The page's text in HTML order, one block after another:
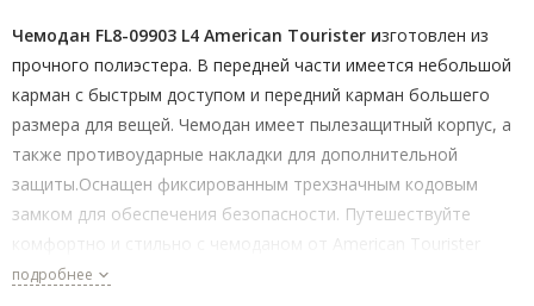
Чемодан FL8-09903 L4 American Tourister изготовлен из
прочного полиэстера. В передней части имеется небольшой
карман с быстрым доступом и передний карман большего
размера для вещей. Чемодан имеет пылезащитный корпус, а
также противоударные накладки для дополнительной
защиты.Оснащен фиксированным трехзначным кодовым
замком для обеспечения безопасности. Путешествуйте
комфортно и стильно с чемоданом от American Tourister
серии Duncan.
подробнее